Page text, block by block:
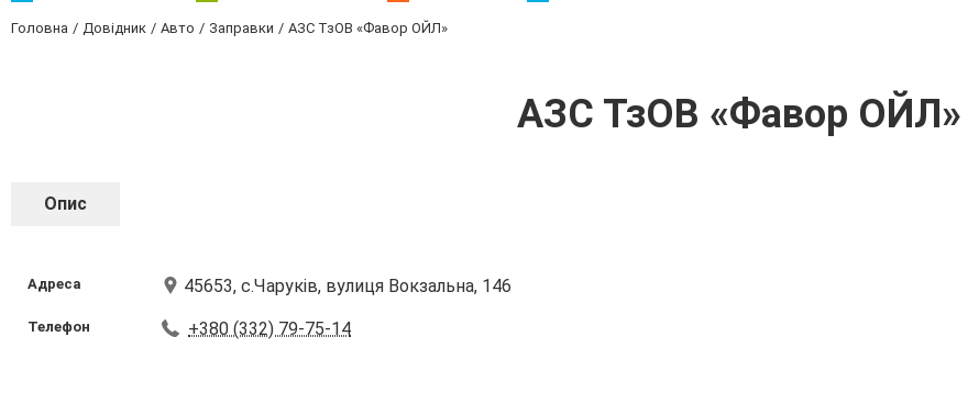
Головна Довідник Авто Заправки АЗС ТзОВ «Фавор ОЙЛ»
АЗС ТзОВ «Фавор ОЙЛ»
Опис
Адреса 45653, с.Чаруків, вулиця Вокзальна, 146
Телефон +380 (332) 79-75-14